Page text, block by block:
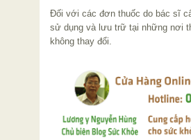
Đối với các đơn thuốc do bác sĩ
sử dụng và lưu trữ tại những nơi
không thay đổi.